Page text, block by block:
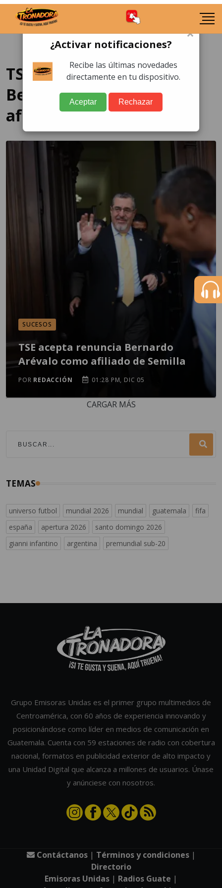
TSE acepta renuncia
Bernardo Arévalo como
afiliado de Semilla
SUCESOS
TSE acepta renuncia Bernardo
Arévalo como afiliado de Semilla
POR REDACCIÓN 01:28 PM, DIC 05
CARGAR MÁS
TEMAS
universo futbol mundial 2026 mundial guatemala
fifa
españa
apertura 2026
santo domingo 2026
gianni infantino
argentina premundial sub-20
Grupo Emisoras Unidas es el primer grupo multimedios de
Centroamérica, con 60 años de experiencia innovando y
posicionándose como líder en medios de comunicación en
Guatemala. Cuenta con 59 estaciones de radio con cobertura
nacional, formatos en publicidad exterior de alto impacto y
una Unidad Digital que alcanza a millones de usuarios. Únase
y anúnciese con nosotros.
Contáctanos| Términos y condiciones|
Directorio
Emisoras Unidas | Radios Guate |
×
¿Activar notificaciones?
Recibe las últimas novedades
directamente en tu dispositivo.
Aceptar Rechazar